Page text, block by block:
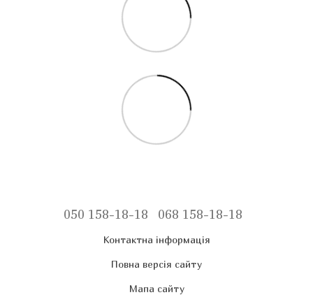
050 158-18-18 068 158-18-18
Контактна інформація
Повна версія сайту
Мапа сайту